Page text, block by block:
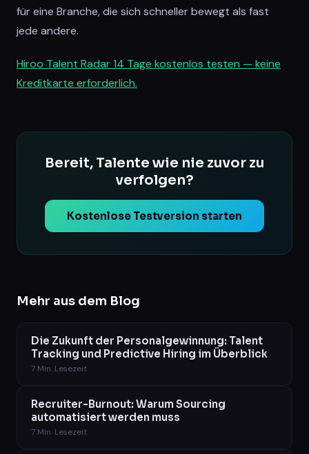
für eine Branche, die sich schneller bewegt als fast
jede andere.
Hiroo Talent Radar 14 Tage kostenlos testen — keine
Kreditkarte erforderlich.
Bereit, Talente wie nie zuvor zu
verfolgen?
Kostenlose Testversion starten
Mehr aus dem Blog
Die Zukunft der Personalgewinnung: Talent
Tracking und Predictive Hiring im Überblick
7 Min. Lesezeit
Recruiter-Burnout: Warum Sourcing
automatisiert werden muss
7 Min. Lesezeit